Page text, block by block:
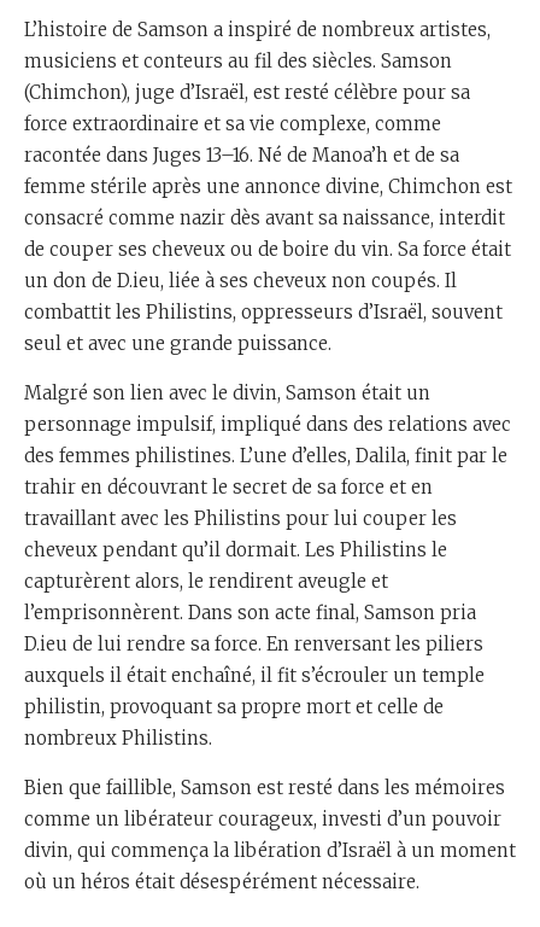
L’histoire de Samson a inspiré de nombreux artistes,
musiciens et conteurs au fil des siècles. Samson
(Chimchon), juge d’Israël, est resté célèbre pour sa
force extraordinaire et sa vie complexe, comme
racontée dans Juges 13–16. Né de Manoa’h et de sa
femme stérile après une annonce divine, Chimchon est
consacré comme nazir dès avant sa naissance, interdit
de couper ses cheveux ou de boire du vin. Sa force était
un don de D.ieu, liée à ses cheveux non coupés. Il
combattit les Philistins, oppresseurs d’Israël, souvent
seul et avec une grande puissance.
Malgré son lien avec le divin, Samson était un
personnage impulsif, impliqué dans des relations avec
des femmes philistines. L’une d’elles, Dalila, finit par le
trahir en découvrant le secret de sa force et en
travaillant avec les Philistins pour lui couper les
cheveux pendant qu’il dormait. Les Philistins le
capturèrent alors, le rendirent aveugle et
l’emprisonnèrent. Dans son acte final, Samson pria
D.ieu de lui rendre sa force. En renversant les piliers
auxquels il était enchaîné, il fit s’écrouler un temple
philistin, provoquant sa propre mort et celle de
nombreux Philistins.
Bien que faillible, Samson est resté dans les mémoires
comme un libérateur courageux, investi d’un pouvoir
divin, qui commença la libération d’Israël à un moment
où un héros était désespérément nécessaire.